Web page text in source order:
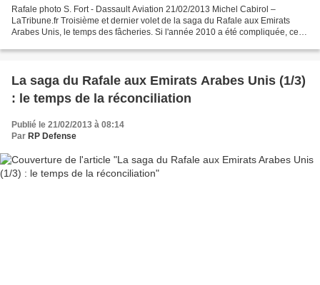
Rafale photo S. Fort - Dassault Aviation 21/02/2013 Michel Cabirol –
LaTribune.fr Troisième et dernier volet de la saga du Rafale aux Emirats
Arabes Unis, le temps des fâcheries. Si l'année 2010 a été compliquée, celle
La saga du Rafale aux Emirats Arabes Unis (1/3)
: le temps de la réconciliation
Publié le 21/02/2013 à 08:14
Par RP Defense